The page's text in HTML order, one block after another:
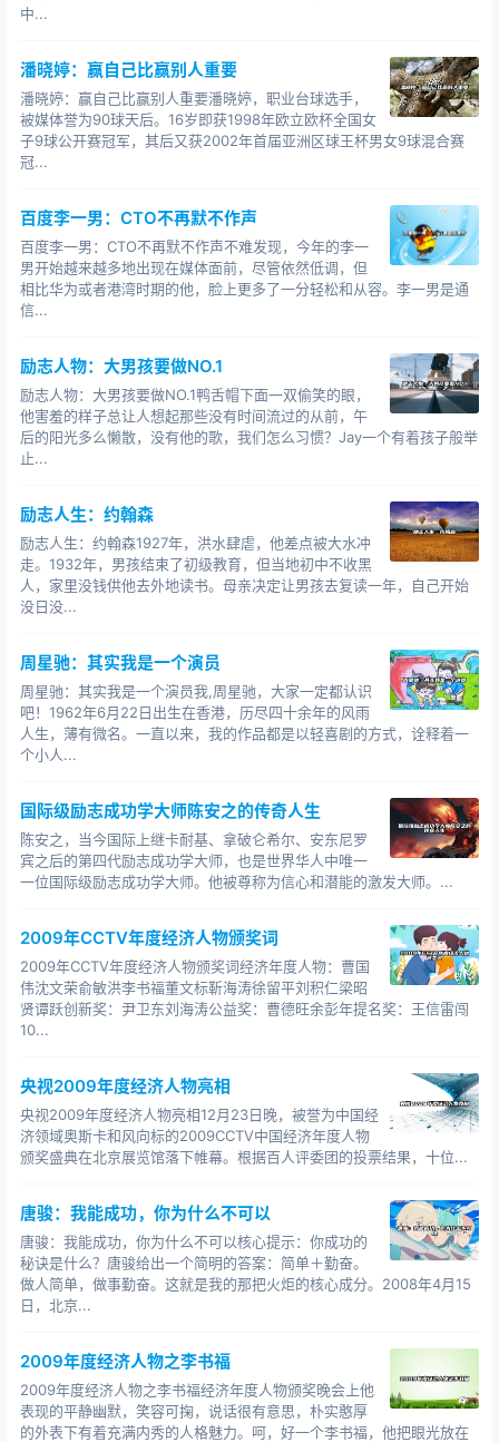
中...
潘晓婷：赢自己比赢别人重要
潘晓婷：赢自己比赢别人重要潘晓婷，职业台球选手，
被媒体誉为90球天后。16岁即获1998年欧立欧杯全国女
子9球公开赛冠军，其后又获2002年首届亚洲区球王杯男女9球混合赛
冠...
百度李一男：CTO不再默不作声
百度李一男：CTO不再默不作声不难发现，今年的李一
男开始越来越多地出现在媒体面前，尽管依然低调，但
相比华为或者港湾时期的他，脸上更多了一分轻松和从容。李一男是通
信...
励志人物：大男孩要做NO.1
励志人物：大男孩要做NO.1鸭舌帽下面一双偷笑的眼，
他害羞的样子总让人想起那些没有时间流过的从前，午
后的阳光多么懒散，没有他的歌，我们怎么习惯？Jay一个有着孩子般举
止...
励志人生：约翰森
励志人生：约翰森1927年，洪水肆虐，他差点被大水冲
走。1932年，男孩结束了初级教育，但当地初中不收黑
人，家里没钱供他去外地读书。母亲决定让男孩去复读一年，自己开始
没日没...
周星驰：其实我是一个演员
周星驰：其实我是一个演员我,周星驰，大家一定都认识
吧！1962年6月22日出生在香港，历尽四十余年的风雨
人生，薄有微名。一直以来，我的作品都是以轻喜剧的方式，诠释着一
个小人...
国际级励志成功学大师陈安之的传奇人生
陈安之，当今国际上继卡耐基、拿破仑希尔、安东尼罗
宾之后的第四代励志成功学大师，也是世界华人中唯一
一位国际级励志成功学大师。他被尊称为信心和潜能的激发大师。...
2009年CCTV年度经济人物颁奖词
2009年CCTV年度经济人物颁奖词经济年度人物：曹国
伟沈文荣俞敏洪李书福董文标靳海涛徐留平刘积仁梁昭
贤谭跃创新奖：尹卫东刘海涛公益奖：曹德旺余彭年提名奖：王信雷闯
10...
央视2009年度经济人物亮相
央视2009年度经济人物亮相12月23日晚，被誉为中国经
济领域奥斯卡和风向标的2009CCTV中国经济年度人物
颁奖盛典在北京展览馆落下帷幕。根据百人评委团的投票结果，十位...
唐骏：我能成功，你为什么不可以
唐骏：我能成功，你为什么不可以核心提示：你成功的
秘诀是什么？唐骏给出一个简明的答案：简单＋勤奋。
做人简单，做事勤奋。这就是我的那把火炬的核心成分。2008年4月15
日，北京...
2009年度经济人物之李书福
2009年度经济人物之李书福经济年度人物颁奖晚会上他
表现的平静幽默，笑容可掬，说话很有意思，朴实憨厚
的外表下有着充满内秀的人格魅力。呵，好一个李书福，他把眼光放在